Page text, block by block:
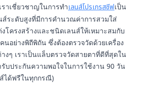
าเชี่ยวชาญในการทำเลนส์โปรเกรสซีฟเป็น
ส์ระดับสูงที่มีการคำนวณค่าการสวมใส่
โครงสร้างและชนิดเลนส์ให้เหมาะสมกับ
อย่างพิถีพิถัน ซึ่งต้องตรวจวัดด้วยเครื่อง
งๆ เราเป็นแล็บตรวจวัดสายตาที่ดีที่สุดใน
รับประกันความพอใจในการใช้งาน 90 วัน
ได้ฟรีในทุกกรณี)